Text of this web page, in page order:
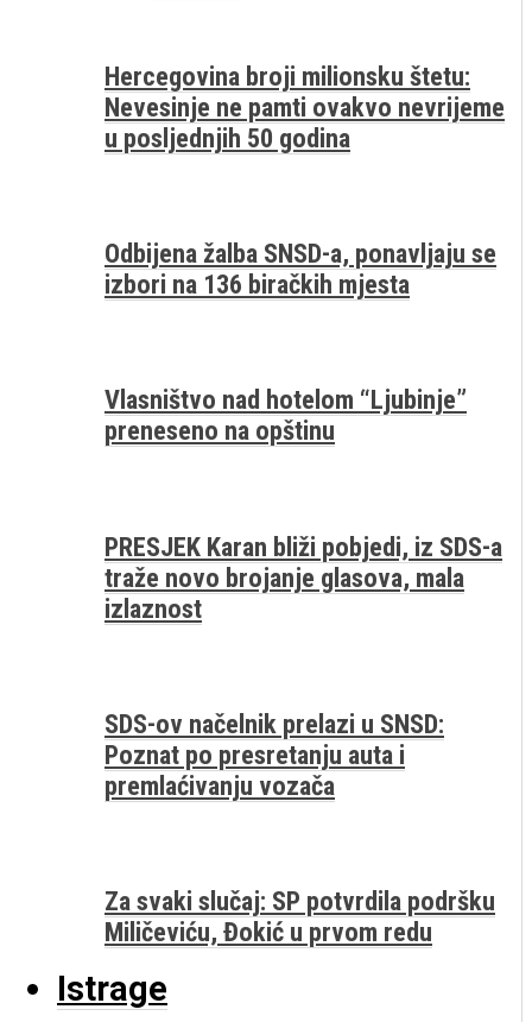
Hercegovina broji milionsku štetu:
Nevesinje ne pamti ovakvo nevrijeme
u posljednjih 50 godina
Odbijena žalba SNSD-a, ponavljaju se
izbori na 136 biračkih mjesta
Vlasništvo nad hotelom “Ljubinje”
preneseno na opštinu
PRESJEK Karan bliži pobjedi, iz SDS-a
traže novo brojanje glasova, mala
izlaznost
SDS-ov načelnik prelazi u SNSD:
Poznat po presretanju auta i
premlaćivanju vozača
Za svaki slučaj: SP potvrdila podršku
Miličeviću, Đokić u prvom redu
Istrage